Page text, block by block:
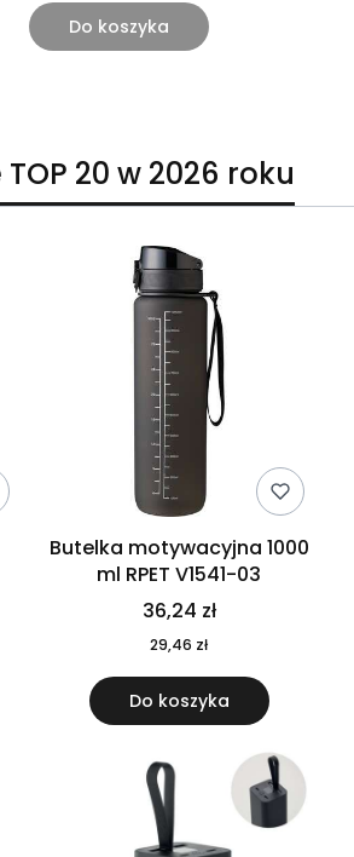
Do koszyka
20 w 2026 roku
Butelka motywacyjna 1000
ml RPET V1541-03
36,24 zł
29,46 zł
Do koszyka